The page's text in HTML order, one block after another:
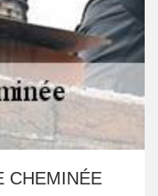
CHEMINÉE